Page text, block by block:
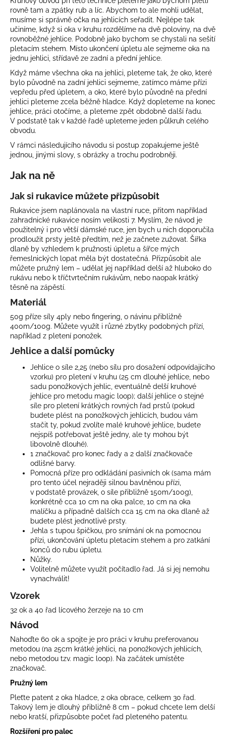
rovně tam a zpátky rub a líc. Abychom to ale mohli udělat,
musíme si správně očka na jehlicích seřadit. Nejlépe tak
učiníme, když si oka v kruhu rozdělíme na dvě poloviny, na dvě
rovnoběžné jehlice. Podobně jako bychom se chystali na sešití
pletacím stehem. Místo ukončení úpletu ale sejmeme oka na
jednu jehlici, střídavě ze zadní a přední jehlice.
Když máme všechna oka na jehlici, pleteme tak, že oko, které
bylo původně na zadní jehlici sejmeme, zatímco máme přízi
vepředu před úpletem, a oko, které bylo původně na přední
jehlici pleteme zcela běžně hladce. Když dopleteme na konec
jehlice, práci otočíme, a pleteme zpět obdobně další řadu.
V podstatě tak v každé řadě upleteme jeden půlkruh celého
obvodu.
V rámci následujícího návodu si postup zopakujeme ještě
jednou, jinými slovy, s obrázky a trochu podrobněji.
Jak na ně
Jak si rukavice můžete přizpůsobit
Rukavice jsem naplánovala na vlastní ruce, přitom například
zahradnické rukavice nosím velikosti 7. Myslím, že návod je
použitelný i pro větší dámské ruce, jen bych u nich doporučila
prodloužit prsty ještě předtím, než je začnete zužovat. Šířka
dlaně by vzhledem k pružnosti úpletu a šířce mých
řemeslnických lopat měla být dostatečná. Přizpůsobit ale
můžete pružný lem – udělat jej například delší až hluboko do
rukávu nebo k tříčtvrtečním rukávům, nebo naopak krátký
těsně na zápěstí.
Materiál
50g příze síly 4ply nebo fingering, o návinu přibližně
400m/100g. Můžete využít i různé zbytky podobných přízí,
například z pletení ponožek.
Jehlice a další pomůcky
Jehlice o síle 2,25 (nebo sílu pro dosažení odpovídajícího
vzorku) pro pletení v kruhu (25 cm dlouhé jehlice, nebo
sadu ponožkových jehlic, eventuálně delší kruhové
jehlice pro metodu magic loop); další jehlice o stejné
síle pro pletení krátkých rovných řad prstů (pokud
budete plést na ponožkových jehlicích, budou vám
stačit ty, pokud zvolíte malé kruhové jehlice, budete
nejspíš potřebovat ještě jedny, ale ty mohou být
libovolně dlouhé).
1 značkovač pro konec řady a 2 další značkovače
odlišné barvy.
Pomocná příze pro odkládání pasivních ok (sama mám
pro tento účel nejraději silnou bavlněnou přízi,
v podstatě provázek, o síle přibližně 150m/100g),
konkrétně cca 10 cm na oka palce, 10 cm na oka
malíčku a případně dalších cca 15 cm na oka dlaně až
budete plést jednotlivé prsty.
Jehla s tupou špičkou, pro snímání ok na pomocnou
přízi, ukončování úpletu pletacím stehem a pro zatkání
konců do rubu úpletu.
Nůžky.
Volitelně můžete využít počítadlo řad. Já si jej nemohu
vynachválit!
Vzorek
32 ok a 40 řad lícového žerzeje na 10 cm
Návod
Nahoďte 60 ok a spojte je pro práci v kruhu preferovanou
metodou (na 25cm krátké jehlici, na ponožkových jehlicích,
nebo metodou tzv. magic loop). Na začátek umístěte
značkovač.
Pružný lem
Pleťte patent 2 oka hladce, 2 oka obrace, celkem 30 řad.
Takový lem je dlouhý přibližně 8 cm – pokud chcete lem delší
nebo kratší, přizpůsobte počet řad pleteného patentu.
Rozšíření pro palec